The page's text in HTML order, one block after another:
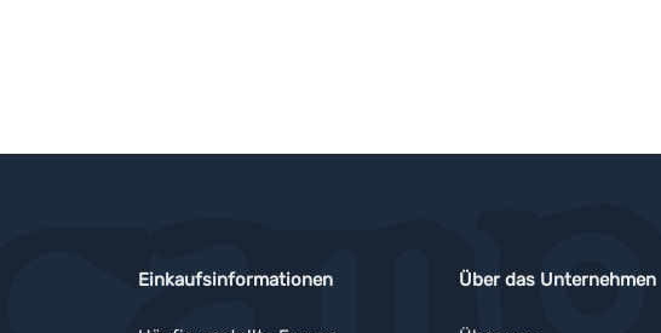
Einkaufsinformationen Über das Unternehmen